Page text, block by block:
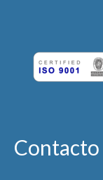
Contacto